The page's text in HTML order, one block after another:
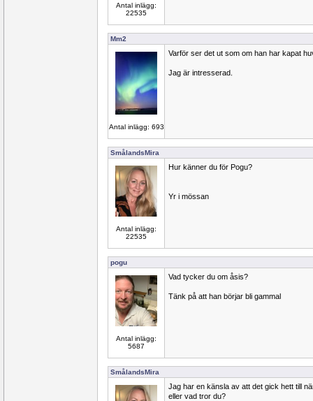
Antal inlägg:
22535
Mm2
Antal inlägg: 693
Varför ser det ut som om han har kapat
Jag är intresserad.
SmålandsMira
Antal inlägg:
22535
Hur känner du för Pogu?
Yr i mössan
pogu
Antal inlägg:
5687
Vad tycker du om åsis?
Tänk på att han börjar bli gammal
SmålandsMira
Jag har en känsla av att det gick hett till
eller vad tror du?